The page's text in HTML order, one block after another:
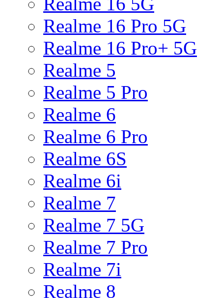
Realme 16 Pro 5G
Realme 16 Pro+ 5G
Realme 5
Realme 5 Pro
Realme 6
Realme 6 Pro
Realme 6S
Realme 6i
Realme 7
Realme 7 5G
Realme 7 Pro
Realme 7i
Realme 8